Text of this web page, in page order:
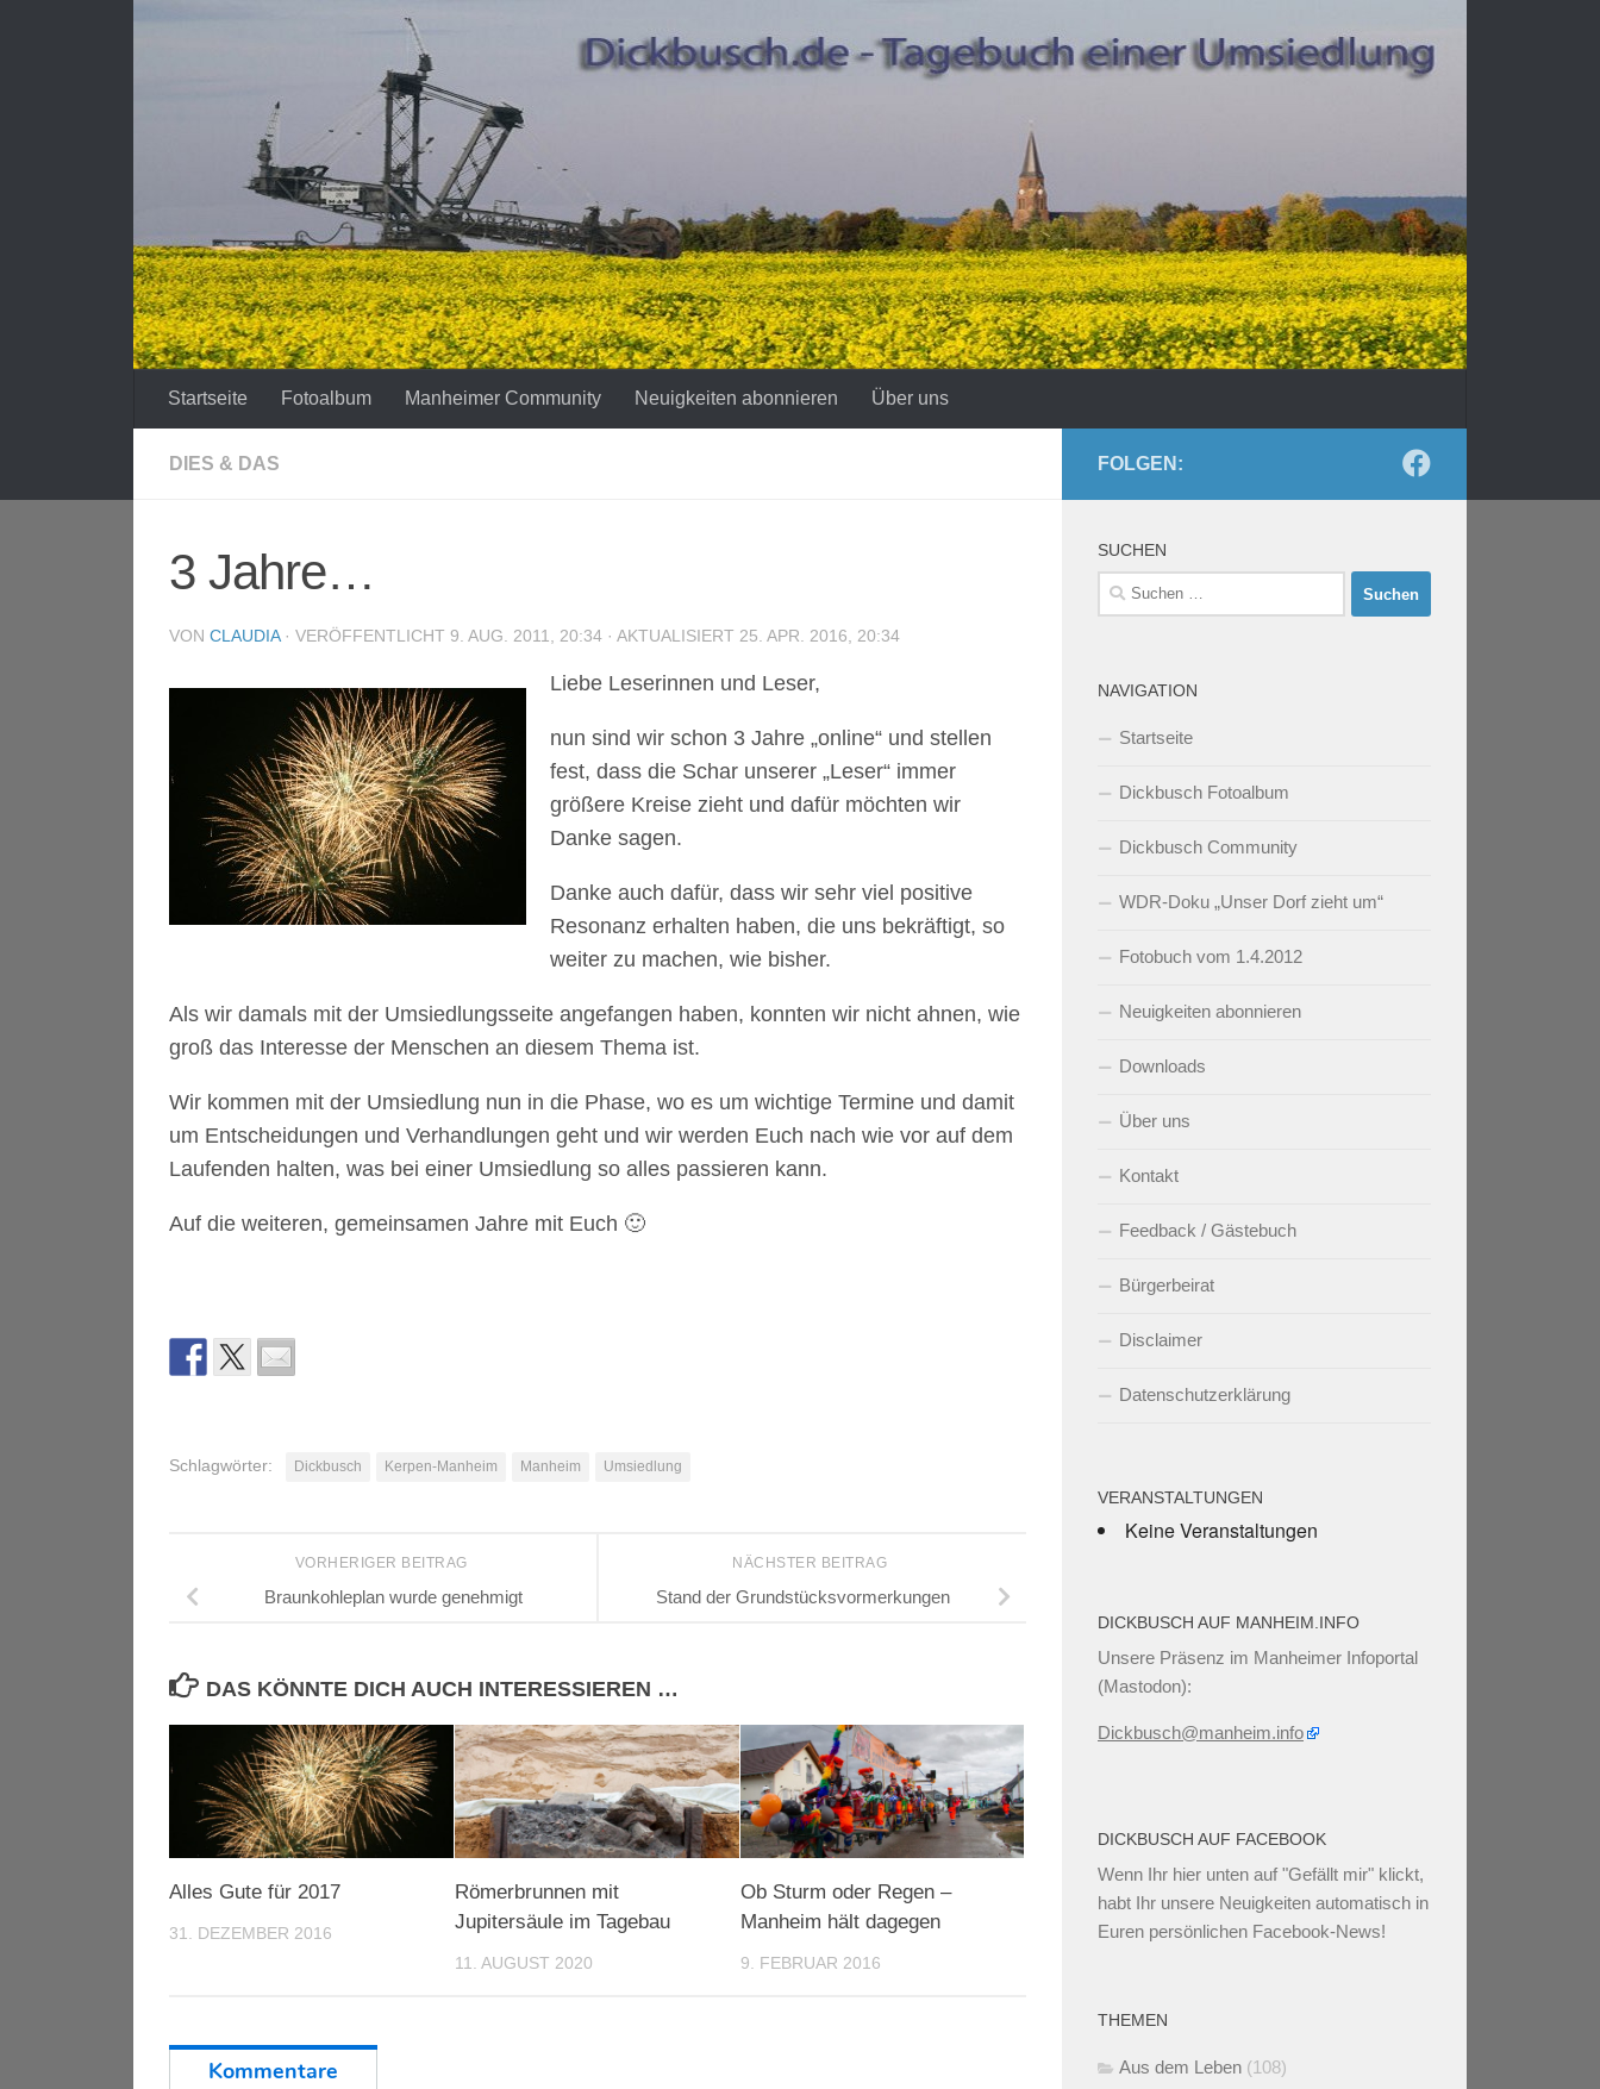
Startseite Fotoalbum Manheimer Community Neuigkeiten abonnieren Über uns
DIES & DAS
3 Jahre…
VON CLAUDIA · VERÖFFENTLICHT 9. AUG. 2011, 20:34 · AKTUALISIERT 25. APR. 2016, 20:34
Liebe Leserinnen und Leser,
nun sind wir schon 3 Jahre „online“ und stellen
fest, dass die Schar unserer „Leser“ immer
größere Kreise zieht und dafür möchten wir
Danke sagen.
Danke auch dafür, dass wir sehr viel positive
Resonanz erhalten haben, die uns bekräftigt, so
weiter zu machen, wie bisher.
Als wir damals mit der Umsiedlungsseite angefangen haben, konnten wir nicht ahnen, wie
groß das Interesse der Menschen an diesem Thema ist.
Wir kommen mit der Umsiedlung nun in die Phase, wo es um wichtige Termine und damit
um Entscheidungen und Verhandlungen geht und wir werden Euch nach wie vor auf dem
Laufenden halten, was bei einer Umsiedlung so alles passieren kann.
Auf die weiteren, gemeinsamen Jahre mit Euch 🙂
Schlagwörter: Dickbusch Kerpen-Manheim Manheim Umsiedlung
NÄCHSTER BEITRAG
Stand der Grundstücksvormerkungen
VORHERIGER BEITRAG
Braunkohleplan wurde genehmigt
DAS KÖNNTE DICH AUCH INTERESSIEREN …
Alles Gute für 2017
31. DEZEMBER 2016
Römerbrunnen mit
Jupitersäule im Tagebau
11. AUGUST 2020
Ob Sturm oder Regen –
Manheim hält dagegen
9. FEBRUAR 2016
FOLGEN:
SUCHEN
Suchen
nach:
NAVIGATION
Startseite
Dickbusch Fotoalbum
Dickbusch Community
WDR-Doku „Unser Dorf zieht um“
Fotobuch vom 1.4.2012
Neuigkeiten abonnieren
Downloads
Über uns
Kontakt
Feedback / Gästebuch
Bürgerbeirat
Disclaimer
Datenschutzerklärung
VERANSTALTUNGEN
Keine Veranstaltungen
DICKBUSCH AUF MANHEIM.INFO
Unsere Präsenz im Manheimer Infoportal
(Mastodon):
Dickbusch@manheim.info
DICKBUSCH AUF FACEBOOK
Wenn Ihr hier unten auf "Gefällt mir" klickt,
habt Ihr unsere Neuigkeiten automatisch in
Euren persönlichen Facebook-News!
THEMEN
Aus dem Leben (108)